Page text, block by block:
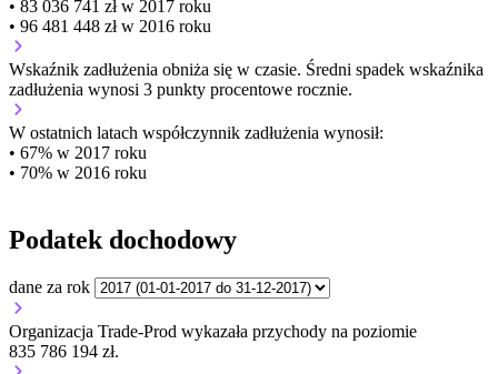
• 83 036 741 zł w 2017 roku
• 96 481 448 zł w 2016 roku
Wskaźnik zadłużenia obniża się w czasie. Średni spadek wskaźnika
zadłużenia wynosi 3 punkty procentowe rocznie.
W ostatnich latach współczynnik zadłużenia wynosił:
• 67% w 2017 roku
• 70% w 2016 roku
Podatek dochodowy
dane za rok
Organizacja Trade-Prod wykazała przychody na poziomie
835 786 194 zł.